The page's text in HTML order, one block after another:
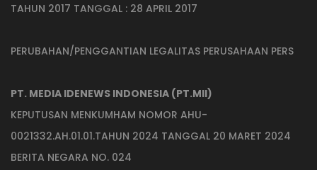
TAHUN 2017 TANGGAL : 28 APRIL 2017
PERUBAHAN/PENGGANTIAN LEGALITAS PERUSAHAAN PERS
PT. MEDIA IDENEWS INDONESIA (PT.MII)
KEPUTUSAN MENKUMHAM NOMOR AHU-
0021332.AH.01.01.TAHUN 2024 TANGGAL 20 MARET 2024
BERITA NEGARA NO. 024